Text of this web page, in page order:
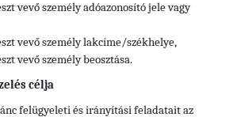
vevő személyadóazonosító jele vagy
vevő személylakcíme/székhelye,
vevő személybeosztása.
célja
felügyeleti és irányítási feladatait az